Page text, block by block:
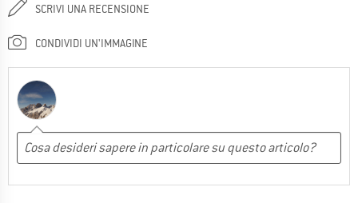
SCRIVI UNA RECENSIONE
CONDIVIDI UN'IMMAGINE